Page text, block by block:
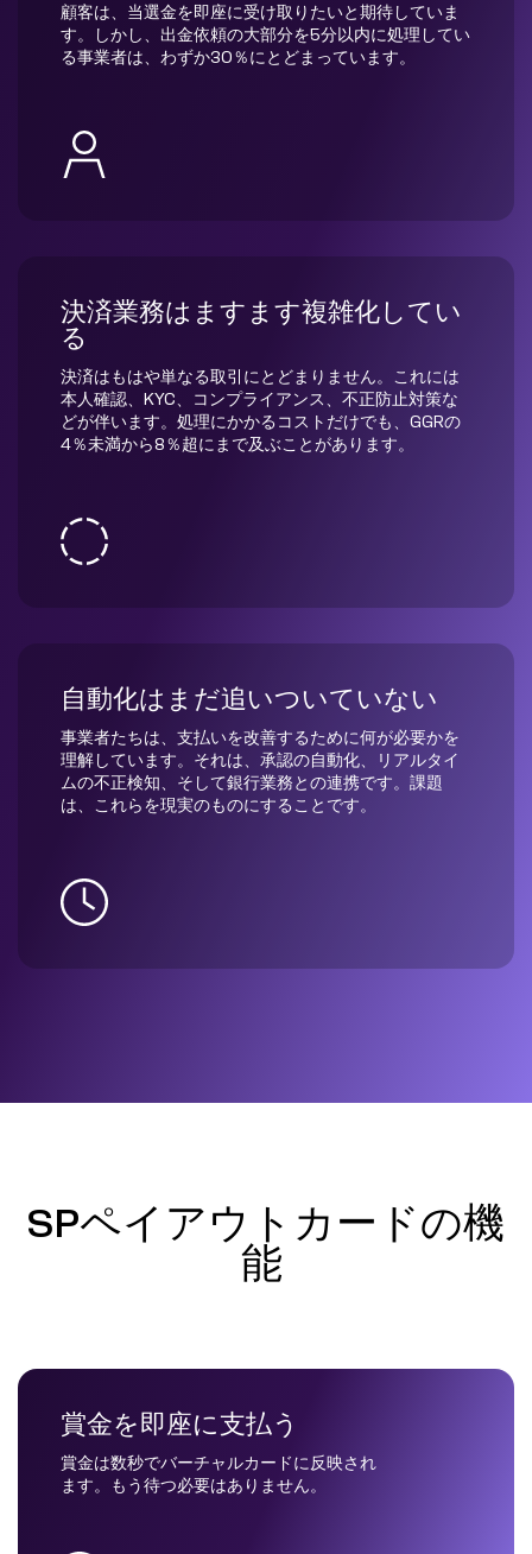
顧客は、当選金を即座に受け取りたいと期待していま
す。しかし、出金依頼の大部分を5分以内に処理してい
る事業者は、わずか30％にとどまっています。
決済業務はますます複雑化してい
る
決済はもはや単なる取引にとどまりません。これには
本人確認、KYC、コンプライアンス、不正防止対策な
どが伴います。処理にかかるコストだけでも、GGRの
4％未満から8％超にまで及ぶことがあります。
自動化はまだ追いついていない
事業者たちは、支払いを改善するために何が必要かを
理解しています。それは、承認の自動化、リアルタイ
ムの不正検知、そして銀行業務との連携です。課題
は、これらを現実のものにすることです。
SPペイアウトカードの機
能
賞金を即座に支払う
賞金は数秒でバーチャルカードに反映され
ます。もう待つ必要はありません。